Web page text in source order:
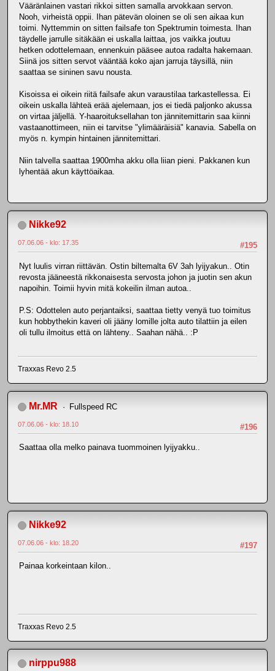
Vääränlainen vastari rikkoi sitten samalla arvokkaan servon.
Nooh, virheistä oppii. Ihan pätevän oloinen se oli sen aikaa kun
toimi. Nyttemmin on sitten failsafe ton Spektrumin toimesta. Ihan
täydelle jarrulle sitäkään ei uskalla laittaa, jos vaikka joutuu
hetken odottelemaan, ennenkuin pääsee autoa radalta hakemaan.
Siinä jos sitten servot vääntää koko ajan jarruja täysillä, niin
saattaa se sininen savu nousta.
Kisoissa ei oikein riitä failsafe akun varaustilaa tarkastellessa. Ei
oikein uskalla lähteä erää ajelemaan, jos ei tiedä paljonko akussa
on virtaa jäljellä. Y-haaroituksellahan ton jännitemittarin saa kiinni
vastaanottimeen, niin ei tarvitse "ylimääräisiä" kanavia. Sabella on
myös n. kympin hintainen jännitemittari.
Niin talvella saattaa 1900mha akku olla liian pieni. Pakkanen kun
lyhentää akun käyttöaikaa.
Nikke92
#195
07.06.06 - klo: 17.35
Nyt luulis virran riittävän. Ostin biltemalta 6V 3ah lyijyakun.. Otin
revosta jääneestä rikkonaisesta servosta johon ja juotin sen akun
napoihin. Toimii hyvin mitä kokeilin ilman autoa..
P.S: Odottelen auto perjantaiksi, saattaa tietty venyä tuo toimitus
kun hobbythekin kaveri oli jääny lomille jolta auto tilattiin ja eilen
oli tullu ilmoitus että on lähteny.. Saahan nähä.. :P
Traxxas Revo 2.5
Mr.MR Fullspeed RC
#196
07.06.06 - klo: 18.10
Saattaa olla melko painava tuommoinen lyijyakku..
Nikke92
#197
07.06.06 - klo: 18.20
Painaa korkeintaan kilon..
Traxxas Revo 2.5
nirppu988